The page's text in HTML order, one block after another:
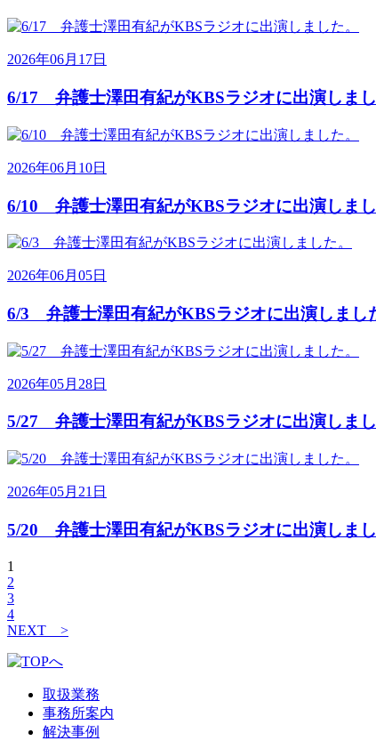
2026年06月17日
6/17 弁護士澤田有紀がKBSラジオに出演しまし
2026年06月10日
6/10 弁護士澤田有紀がKBSラジオに出演しまし
2026年06月05日
6/3 弁護士澤田有紀がKBSラジオに出演しまし
2026年05月28日
5/27 弁護士澤田有紀がKBSラジオに出演しまし
2026年05月21日
5/20 弁護士澤田有紀がKBSラジオに出演しまし
1
2
3
4
NEXT >
取扱業務
事務所案内
解決事例